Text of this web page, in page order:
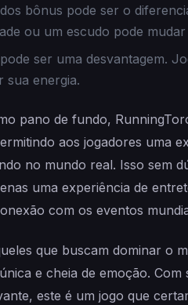
bônus pode ser o
ou um escudo pode
ser uma desvantagem.
sua energia.
pano de fundo,
aos jogadores uma
no mundo real. Isso sem
uma experiência de
com os eventos
que buscam dominar o
e cheia de emoção. Com
este é um jogo que